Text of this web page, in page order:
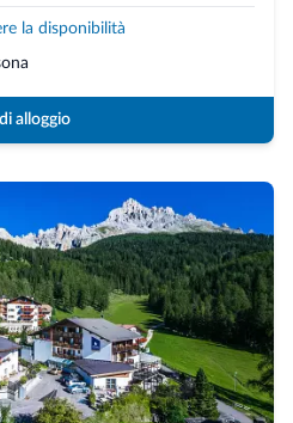
la disponibilità
alloggio